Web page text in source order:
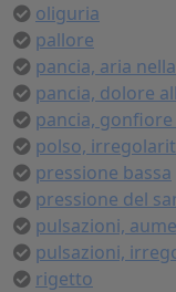
oliguria
pallore
pancia, aria nella
pancia, dolore
pancia, gonfiore
polso,
pressione bassa
pressione del
pulsazioni,
pulsazioni,
rigetto